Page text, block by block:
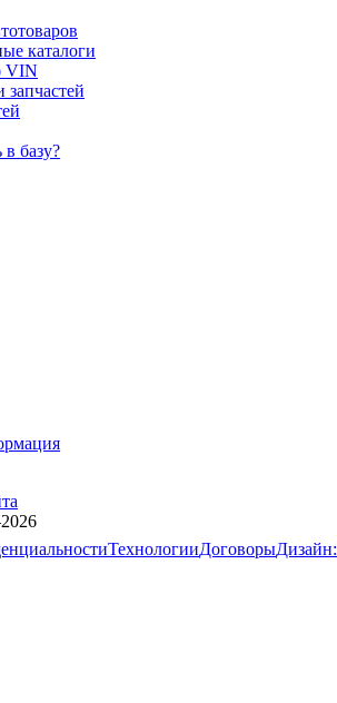
каталоги
VIN
базу?
ТехнологииДоговорыДизайн: